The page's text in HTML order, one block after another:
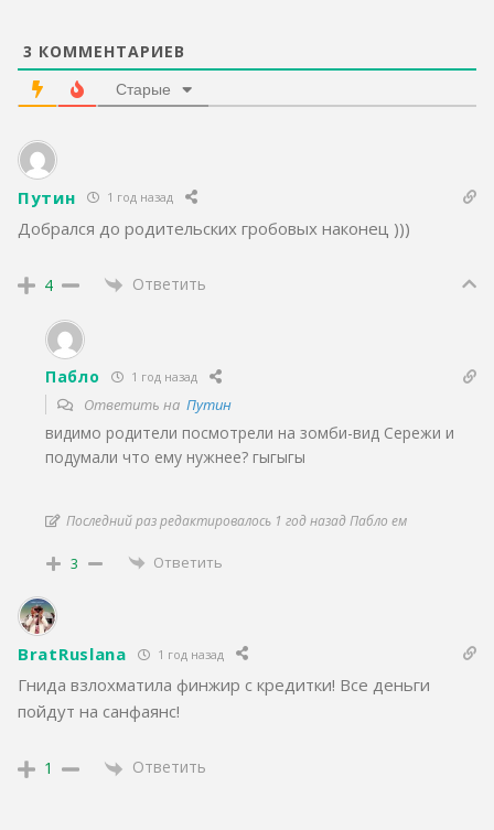
3 КОММЕНТАРИЕВ
Старые
Путин 1 год назад
Добрался до родительских гробовых наконец )))
4 Ответить
Пабло 1 год назад
Ответить на Путин
видимо родители посмотрели на зомби-вид Сережи и
подумали что ему нужнее? гыгыгы
Последний раз редактировалось 1 год назад Пабло ем
3 Ответить
BratRuslana 1 год назад
Гнида взлохматила финжир с кредитки! Все деньги
пойдут на санфаянс!
1 Ответить